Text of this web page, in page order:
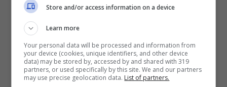
Store and/or access information on a device
Learn more
Your personal data will be processed and information from
your device (cookies, unique identifiers, and other device
data) may be stored by, accessed by and shared with 319
partners, or used specifically by this site. We and our partners
may use precise geolocation data. List of partners.